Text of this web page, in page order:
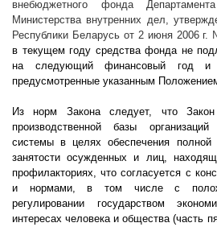
внебюджетного фонда
Министерства внутренних дел,
Республики Беларусь от 2 июня 2006
в текущем году средства фонда не
на следующий финансовый год и
предусмотренные указанным
Из норм Закона следует, что
производственной базы организаций
системы в целях обеспечения
занятости осужденных и лиц,
профилакториях, что согласуется с
и нормами, в том числе с
регулировании государством
интересах человека и общества (часть